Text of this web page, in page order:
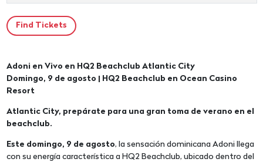
Adoni en Vivo en HQ2 Beachclub Atlantic City
Domingo, 9 de agosto | HQ2 Beachclub en Ocean Casino
Resort
Atlantic City, prepárate para una gran toma de verano en el
beachclub.
Este domingo, 9 de agosto, la sensación dominicana Adoni llega
con su energía característica a HQ2 Beachclub, ubicado dentro del